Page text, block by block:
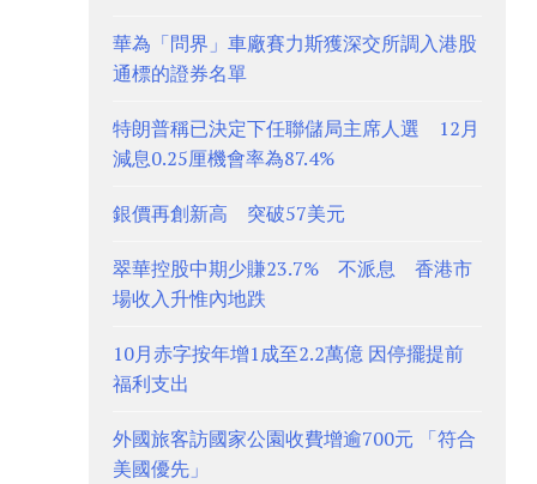
華為「問界」車廠賽力斯獲深交所調入港股
通標的證券名單
特朗普稱已決定下任聯儲局主席人選 12月
減息0.25厘機會率為87.4%
銀價再創新高 突破57美元
翠華控股中期少賺23.7% 不派息 香港市
場收入升惟內地跌
10月赤字按年增1成至2.2萬億 因停擺提前
福利支出
外國旅客訪國家公園收費增逾700元 「符合
美國優先」